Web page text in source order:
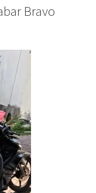
Bravo